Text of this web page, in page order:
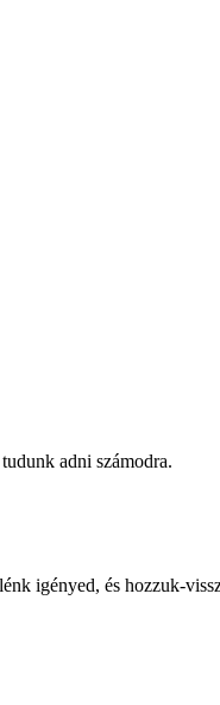
adni számodra.
igényed, és hozzuk-